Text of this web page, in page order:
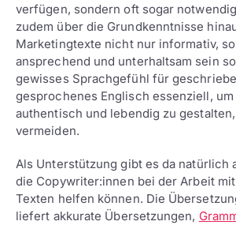
verfügen, sondern oft sogar
zudem über die Grundkenntnisse
Marketingtexte nicht nur informativ,
ansprechend und unterhaltsam sein
gewisses Sprachgefühl für
gesprochenes Englisch essenziell, um
authentisch und lebendig zu
vermeiden.
Als Unterstützung gibt es da natürlich
die Copywriter:innen bei der Arbeit
Texten helfen können. Die
liefert akkurate Übersetzungen,